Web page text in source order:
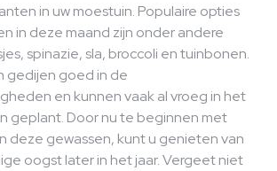
in uw moestuin. Populaire opties
in deze maand zijn onder andere
spinazie, sla, broccoli en tuinbonen.
gedijen goed in de
en kunnen vaak al vroeg in het
geplant. Door nu te beginnen met
deze gewassen, kunt u genieten van
oogst later in het jaar. Vergeet niet